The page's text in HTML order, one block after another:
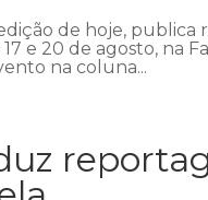
de hoje, publica
e 20 de agosto, na
na coluna...